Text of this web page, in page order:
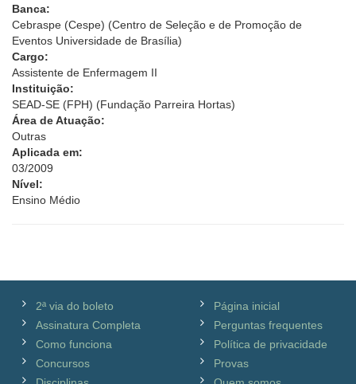
Banca:
Cebraspe (Cespe) (Centro de Seleção e de Promoção de
Eventos Universidade de Brasília)
Cargo:
Assistente de Enfermagem II
Instituição:
SEAD-SE (FPH) (Fundação Parreira Hortas)
Área de Atuação:
Outras
Aplicada em:
03/2009
Nível:
Ensino Médio
2ª via do boleto
Assinatura Completa
Como funciona
Concursos
Página inicial
Perguntas frequentes
Política de privacidade
Provas